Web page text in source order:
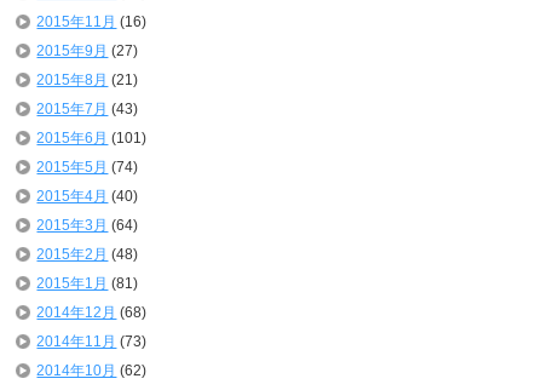
2015年11月 (16)
2015年9月 (27)
2015年8月 (21)
2015年7月 (43)
2015年6月 (101)
2015年5月 (74)
2015年4月 (40)
2015年3月 (64)
2015年2月 (48)
2015年1月 (81)
2014年12月 (68)
2014年11月 (73)
2014年10月 (62)